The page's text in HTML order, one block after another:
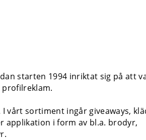
starten 1994 inriktat sig på att
vårt sortiment ingår giveaways,
applikation i form av bl.a. brodyr,